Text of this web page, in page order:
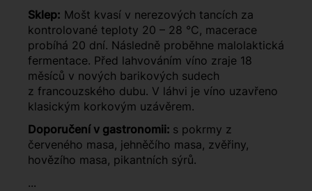
Sklep: Mošt kvasí v nerezových tancích za
kontrolované teploty 20 – 28 °C, macerace
probíhá 20 dní. Následně proběhne malolaktická
fermentace. Před lahvováním víno zraje 18
měsíců v nových barikových sudech
z francouzského dubu. V láhvi je víno uzavřeno
klasickým korkovým uzávěrem.
Doporučení v gastronomii: s pokrmy z
červeného masa, jehněčího masa, zvěřiny,
hovězího masa, pikantních sýrů.
...